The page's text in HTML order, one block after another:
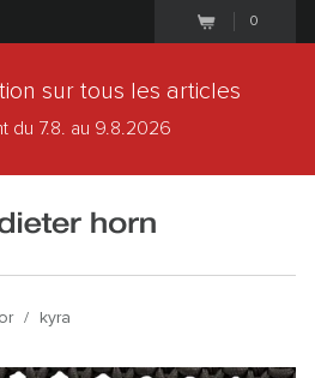
0
sur tous les articles
du 7.8. au 9.8.2026
/ kyra